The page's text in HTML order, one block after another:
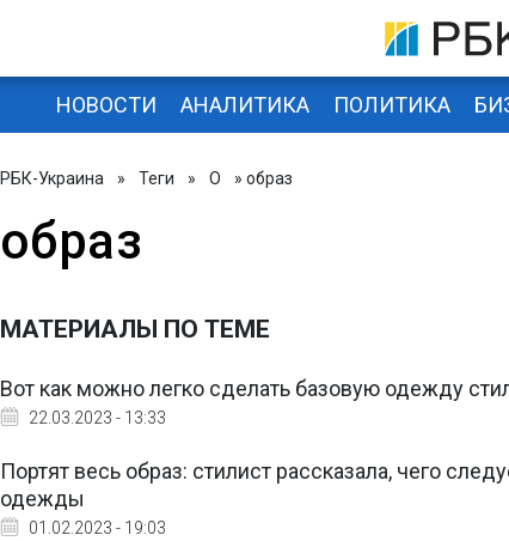
НОВОСТИ АНАЛИТИКА ПОЛИТИКА
РБК-Украина » Теги » О » образ
образ
МАТЕРИАЛЫ ПО ТЕМЕ
Вот как можно легко сделать базовую одежду
22.03.2023 - 13:33
Портят весь образ: стилист рассказала, чего
одежды
01.02.2023 - 19:03